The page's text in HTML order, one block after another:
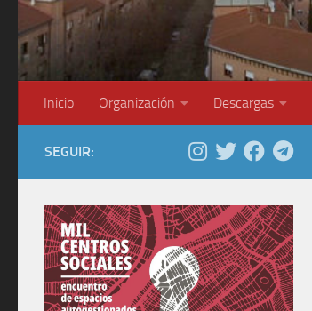
Inicio Organización Descargas
SEGUIR: